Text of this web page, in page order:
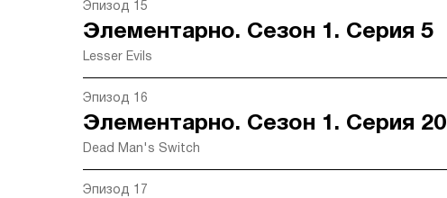
Эпизод 15
Элементарно. Сезон 1. Серия 5
Lesser Evils
Эпизод 16
Элементарно. Сезон 1. Серия 20
Dead Man's Switch
Эпизод 17